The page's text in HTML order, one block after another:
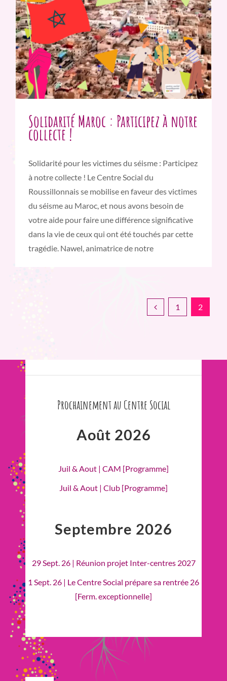
Solidarité Maroc : Participez à notre
collecte !
Solidarité pour les victimes du séisme : Participez
à notre collecte ! Le Centre Social du
Roussillonnais se mobilise en faveur des victimes
du séisme au Maroc, et nous avons besoin de
votre aide pour faire une différence significative
dans la vie de ceux qui ont été touchés par cette
tragédie. Nawel, animatrice de notre
1 2
Prochainement au Centre Social
Août 2026
Juil & Aout | CAM [Programme]
Juil & Aout | Club [Programme]
Septembre 2026
29 Sept. 26 | Réunion projet Inter-centres 2027
1 Sept. 26 | Le Centre Social prépare sa rentrée 26
[Ferm. exceptionnelle]